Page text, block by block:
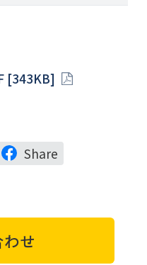
[343KB]
Share
せ